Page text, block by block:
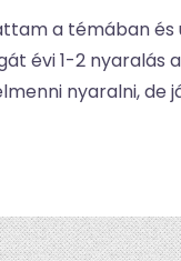
a témában és
évi 1-2
nyaralni,